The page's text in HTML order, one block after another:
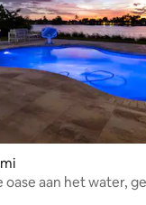
oase aan het water,